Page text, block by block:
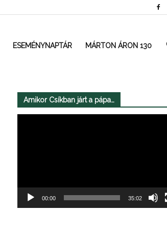
ESEMÉNYNAPTÁR MÁRTON ÁRON 130
Amikor Csíkban járt a pápa…
00:00 35:02